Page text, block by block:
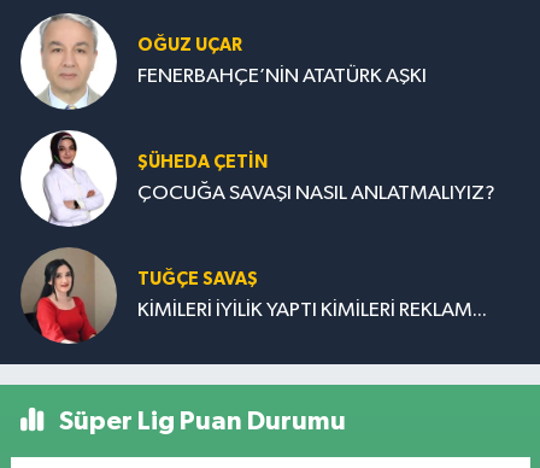
OĞUZ UÇAR
FENERBAHÇE’NİN ATATÜRK AŞKI
ŞÜHEDA ÇETİN
ÇOCUĞA SAVAŞI NASIL ANLATMALIYIZ?
TUĞÇE SAVAŞ
KİMİLERİ İYİLİK YAPTI KİMİLERİ REKLAM...
Süper Lig Puan Durumu